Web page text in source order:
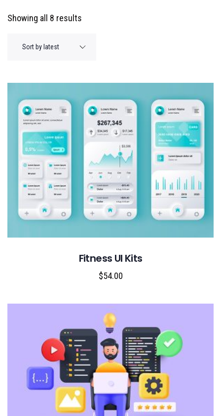
Showing all 8 results
Fitness UI Kits
$54.00